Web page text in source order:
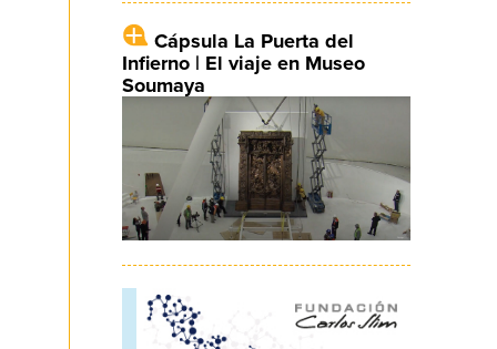
Cápsula La Puerta del
Infierno | El viaje en Museo
Soumaya